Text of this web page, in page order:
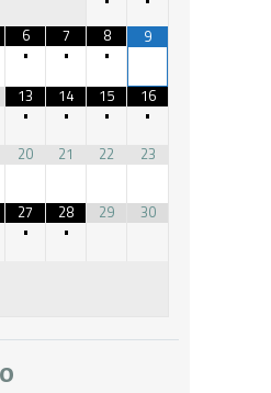
6
•
7
•
8
•
9
13
•
14
•
15
•
16
•
20 21 22 23
27
•
28
•
29 30